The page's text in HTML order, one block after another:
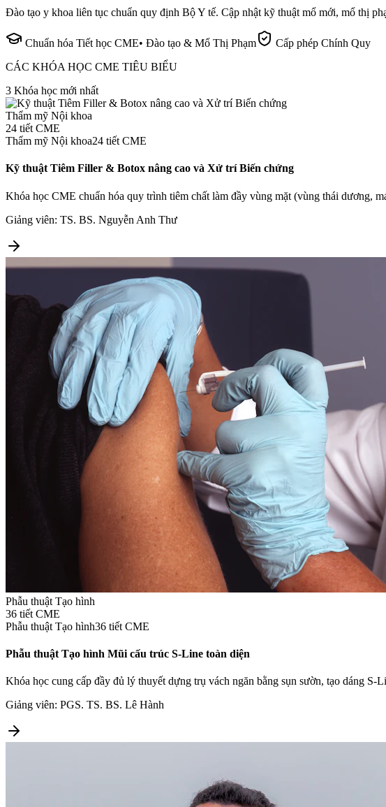
Đào tạo y khoa liên tục chuẩn quy định Bộ Y tế. Cập nhật kỹ thuật mổ mới, mổ thị
Chuẩn hóa Tiết học CME• Đào tạo & Mổ Thị Phạm
Cấp phép Chính Quy
CÁC KHÓA HỌC CME TIÊU BIỂU
3 Khóa học mới nhất
Thẩm mỹ Nội khoa
24 tiết CME
Thẩm mỹ Nội khoa24 tiết CME
Kỹ thuật Tiêm Filler & Botox nâng cao và Xử trí Biến chứng
Khóa học CME chuẩn hóa quy trình tiêm chất làm đầy vùng mặt (vùng thái dương,
Giảng viên: TS. BS. Nguyễn Anh Thư
Phẫu thuật Tạo hình
36 tiết CME
Phẫu thuật Tạo hình36 tiết CME
Phẫu thuật Tạo hình Mũi cấu trúc S-Line toàn diện
Khóa học cung cấp đầy đủ lý thuyết dựng trụ vách ngăn bằng sụn sườn, tạo dáng S-
Giảng viên: PGS. TS. BS. Lê Hành